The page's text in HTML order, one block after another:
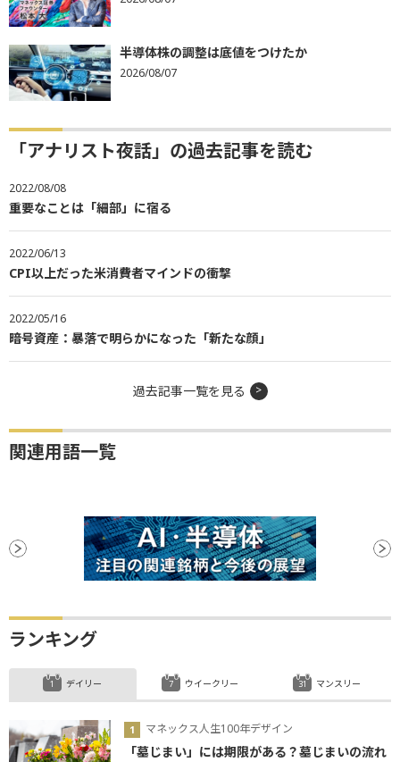
半導体株の調整は底値をつけたか
2026/08/07
「アナリスト夜話」の過去記事を読む
2022/08/08
重要なことは「細部」に宿る
2022/06/13
CPI以上だった米消費者マインドの衝撃
2022/05/16
暗号資産：暴落で明らかになった「新たな顔」
過去記事一覧を見る
関連用語一覧
ランキング
デイリー
マネックス人生100年デザイン
「墓じまい」には期限がある？墓じまいの流れ
ウイークリー マンスリー